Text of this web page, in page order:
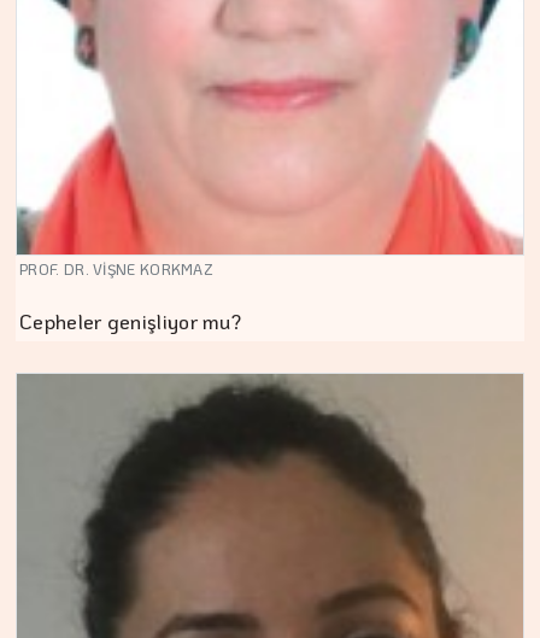
PROF. DR. VİŞNE KORKMAZ
Cepheler genişliyor mu?